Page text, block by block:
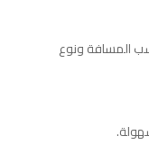
المسافة ونوع